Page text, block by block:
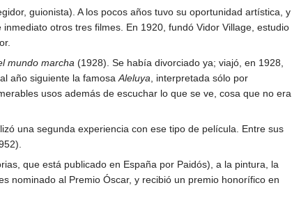
guionista). A los pocos años tuvo su oportunidad artística, y
otros tres filmes. En 1920, fundó Vidor Village, estudio
mundo marcha (1928). Se había divorciado ya; viajó, en 1928,
año siguiente la famosaAleluya, interpretada sólo por
usos además de escuchar lo que se ve, cosa que no era
una segunda experiencia con ese tipo de película. Entre sus
que está publicado en España por Paidós), a la pintura, la
nominado al Premio Óscar, y recibió un premio honorífico en